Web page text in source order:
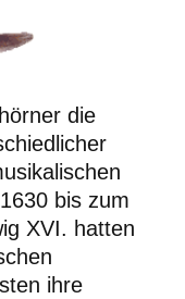
die
bis zum
XVI. hatten
ihre